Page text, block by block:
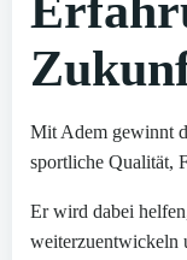
Mit Adem gewinnt
sportliche Qualität,
Er wird dabei
weiterzuentwickeln